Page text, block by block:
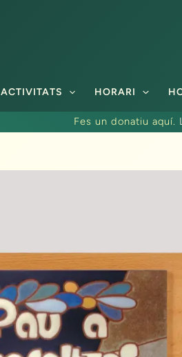
ACTIVITATS HORARI
Fes un donatiu aquí.